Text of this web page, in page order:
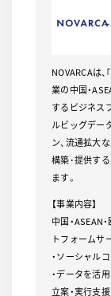
NOVARCAは
業の中国・
するビジネス
ルビッグデー
ン、流通拡大
構築･提供す
ます。
【事業内容】
中国・ASEAN
トフォームサ
・ソーシャル
・データを活
立案・実行支援